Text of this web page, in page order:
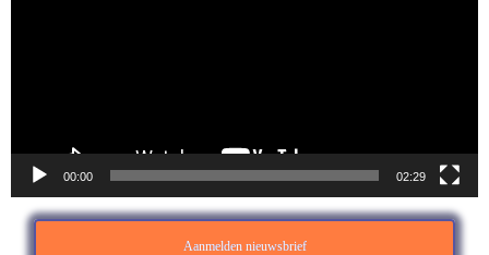
00:00 02:29
Aanmelden nieuwsbrief